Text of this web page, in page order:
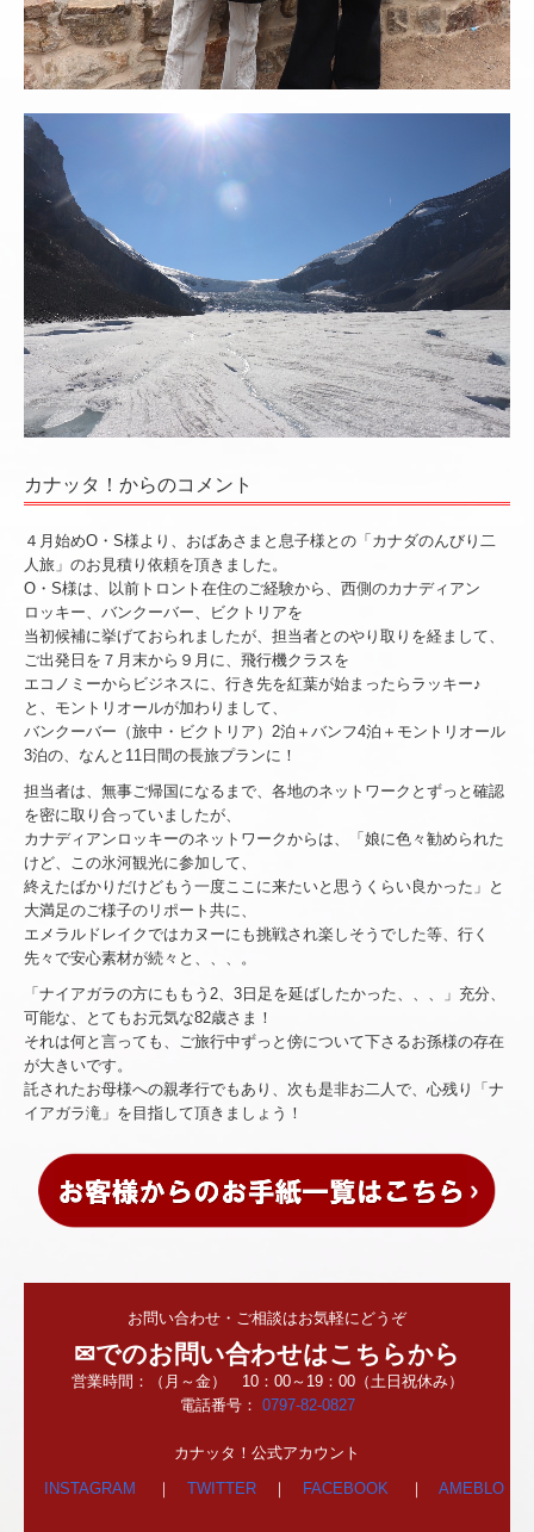
カナッタ！からのコメント
４月始めO・S様より、おばあさまと息子様との「カナダのんびり二
人旅」のお見積り依頼を頂きました。
O・S様は、以前トロント在住のご経験から、西側のカナディアン
ロッキー、バンクーバー、ビクトリアを
当初候補に挙げておられましたが、担当者とのやり取りを経まして、
ご出発日を７月末から９月に、飛行機クラスを
エコノミーからビジネスに、行き先を紅葉が始まったらラッキー♪
と、モントリオールが加わりまして、
バンクーバー（旅中・ビクトリア）2泊＋バンフ4泊＋モントリオール
3泊の、なんと11日間の長旅プランに！
担当者は、無事ご帰国になるまで、各地のネットワークとずっと確認
を密に取り合っていましたが、
カナディアンロッキーのネットワークからは、「娘に色々勧められた
けど、この氷河観光に参加して、
終えたばかりだけどもう一度ここに来たいと思うくらい良かった」と
大満足のご様子のリポート共に、
エメラルドレイクではカヌーにも挑戦され楽しそうでした等、行く
先々で安心素材が続々と、、、。
「ナイアガラの方にももう2、3日足を延ばしたかった、、、」充分、
可能な、とてもお元気な82歳さま！
それは何と言っても、ご旅行中ずっと傍について下さるお孫様の存在
が大きいです。
託されたお母様への親孝行でもあり、次も是非お二人で、心残り「ナ
イアガラ滝」を目指して頂きましょう！
お問い合わせ・ご相談はお気軽にどうぞ
✉でのお問い合わせはこちらから
営業時間：（月～金） 10：00～19：00（土日祝休み）
電話番号： 0797-82-0827
カナッタ！公式アカウント
INSTAGRAM
｜TWITTER ｜ FACEBOOK ｜AMEBLO